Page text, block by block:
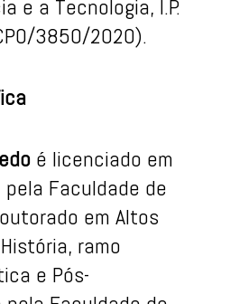
e a Tecnologia, I.P.
3850/2020).
é licenciado em
Faculdade de
em Altos
ramo
e Pós-